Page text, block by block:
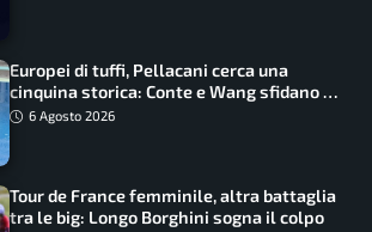
Europei di tuffi, Pellacani cerca una
cinquina storica: Conte e Wang sfidano la
piattaforma
6 Agosto 2026
Tour de France femminile, altra battaglia
tra le big: Longo Borghini sogna il colpo